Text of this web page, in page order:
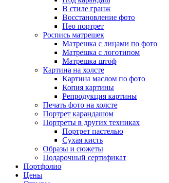
В стиле гранж
Восстановление фото
Нео портрет
Роспись матрешек
Матрешка с лицами по фото
Матрешка с логотипом
Матрешка штоф
Картина на холсте
Картина маслом по фото
Копия картины
Репродукция картины
Печать фото на холсте
Портрет карандашом
Портреты в других техниках
Портрет пастелью
Сухая кисть
Образы и сюжеты
Подарочный сертификат
Портфолио
Цены